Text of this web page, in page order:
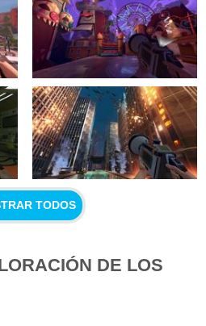
TODOS
DE LOS